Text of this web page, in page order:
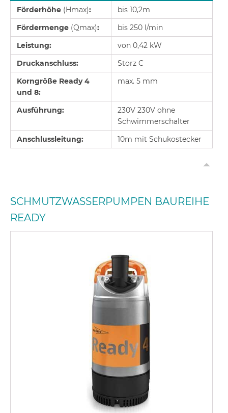
Förderhöhe (Hmax):
bis 10,2m
Fördermenge (Qmax):
bis 250 l/min
Leistung:
von 0,42 kW
Druckanschluss:
Storz C
Korngröße Ready 4
und 8:
max. 5 mm
Ausführung:
230V 230V ohne
Schwimmerschalter
Anschlussleitung:
10m mit Schukostecker
SCHMUTZWASSERPUMPEN BAUREIHE
READY